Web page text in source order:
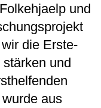
und
die Erste-
und
aus